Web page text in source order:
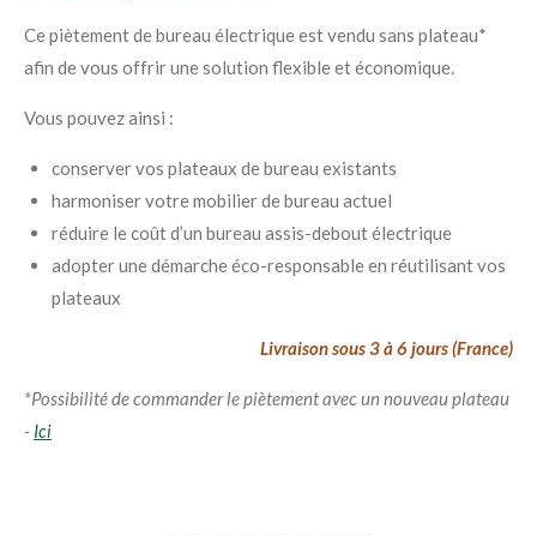
Ce piètement de bureau électrique est vendu sans plateau*
afin de vous offrir une solution flexible et économique.
Vous pouvez ainsi :
conserver vos plateaux de bureau existants
harmoniser votre mobilier de bureau actuel
réduire le coût d’un bureau assis-debout électrique
adopter une démarche éco-responsable en réutilisant vos
plateaux
Livraison sous 3 à 6 jours (France)
*Possibilité de commander le piètement avec un nouveau plateau
- Ici